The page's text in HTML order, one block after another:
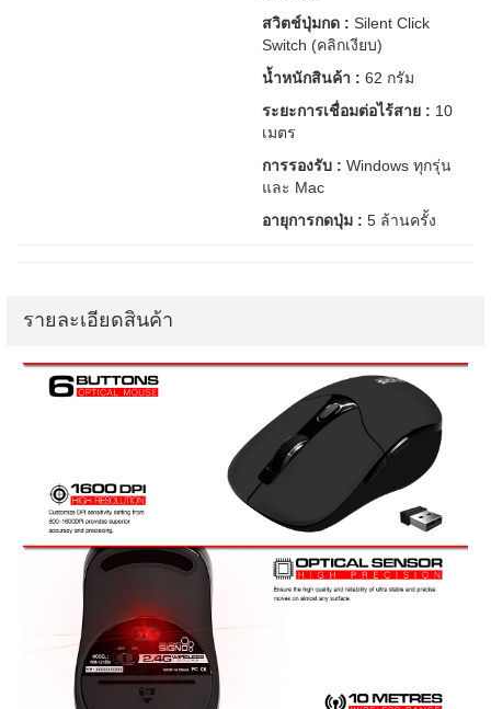
สวิตช์ปุ่มกด : Silent Click
Switch (คลิกเงียบ)
น้ำหนักสินค้า : 62 กรัม
ระยะการเชื่อมต่อไร้สาย : 10
เมตร
การรองรับ : Windows ทุกรุ่น
และ Mac
อายุการกดปุ่ม : 5 ล้านครั้ง
รายละเอียดสินค้า